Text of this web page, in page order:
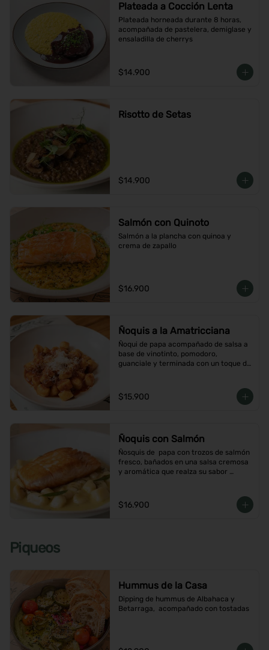
Plateada a Cocción Lenta
Plateada horneada durante 8 horas,
acompañada de pastelera, demiglase y
ensaladilla de cherrys
$14.900
Risotto de Setas
$14.900
Salmón con Quinoto
Salmón a la plancha con quinoa y
crema de zapallo
$16.900
Ñoquis a la Amatricciana
Ñoqui de papa acompañado de salsa a
base de vinotinto, pomodoro,
guanciale y terminada con un toque de
$15.900
Ñoquis con Salmón
Ñosquis de  papa con trozos de salmón
fresco, bañados en una salsa cremosa
y aromática que realza su sabor
$16.900
Piqueos
Hummus de la Casa
Dipping de hummus de Albahaca y
Betarraga,  acompañado con tostadas